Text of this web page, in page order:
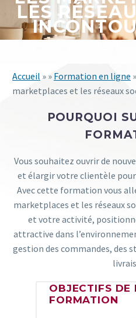
LES
Accueil » » Formation en ligne
marketplaces et les réseaux
POURQUOI
Vous souhaitez ouvrir de
et élargir votre clientèle
Avec cette formation vous
marketplaces et les réseaux
et votre activité,
attractive dans
gestion des commandes, des
OBJECTIFS DE
FORMATION